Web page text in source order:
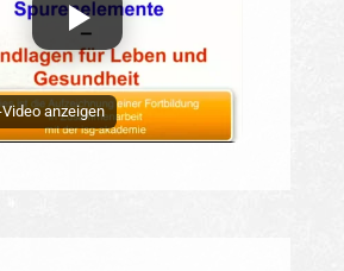
anzeigen